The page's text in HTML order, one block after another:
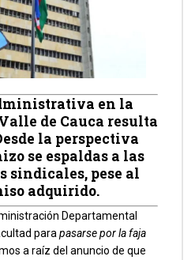
en la
de Cauca resulta
la perspectiva
se espaldas a las
sindicales, pese al
adquirido.
Departamental
para pasarse por la faja
a raíz del anuncio de que